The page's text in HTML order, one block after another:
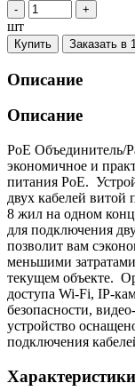
- +
шт
Купить Заказать в
Описание
Описание
PoE Объединитель/
экономичное и
питания PoE.
двух кабелей
8 жил на одном
для подключения
позволит вам
меньшими
текущем объекте.
доступа Wi-Fi, IP-
безопасности,
устройство
подключения
Характеристики